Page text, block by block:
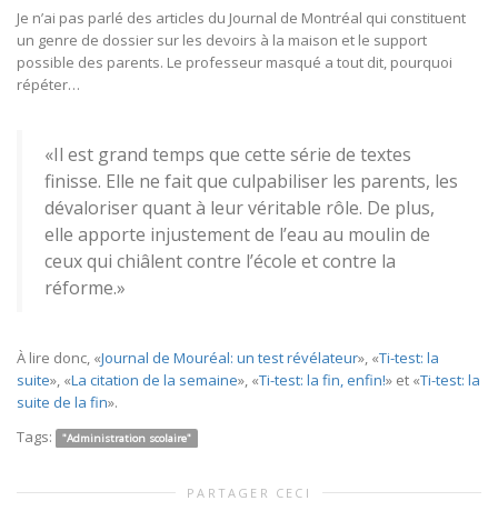
Je n’ai pas parlé des articles du Journal de Montréal qui constituent
un genre de dossier sur les devoirs à la maison et le support
possible des parents. Le professeur masqué a tout dit, pourquoi
répéter…
«Il est grand temps que cette série de textes
finisse. Elle ne fait que culpabiliser les parents, les
dévaloriser quant à leur véritable rôle. De plus,
elle apporte injustement de l’eau au moulin de
ceux qui chiâlent contre l’école et contre la
réforme.»
À lire donc, «Journal de Mouréal: un test révélateur», «Ti-test: la
suite», «La citation de la semaine», «Ti-test: la fin, enfin!» et «Ti-test: la
suite de la fin».
Tags:
"Administration scolaire"
PARTAGER CECI